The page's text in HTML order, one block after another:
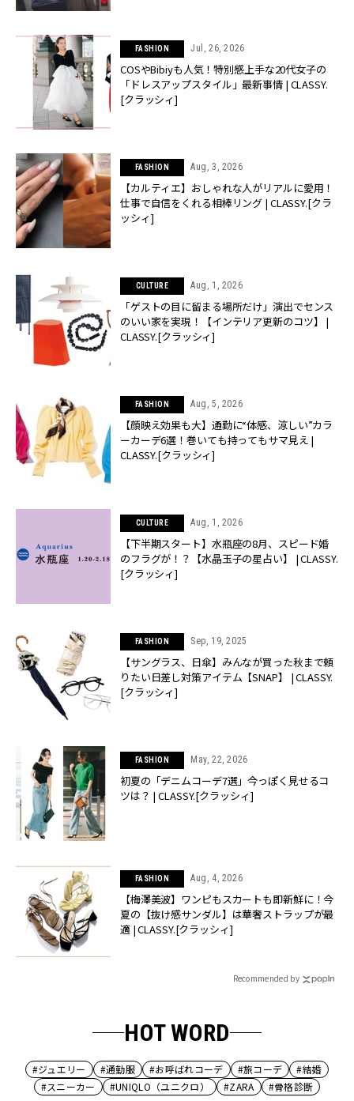
FASHION Jul, 26, 2026
COSやBibiyも人気！特別感上手な20代女子の
「ドレスアップスタイル」最新事情 | CLASSY.
[クラッシィ]
FASHION Aug, 3, 2026
【カルティエ】おしゃれな人がリアルに愛用！
仕事で自信をくれる相棒リング | CLASSY.[クラ
ッシィ]
CULTURE Aug, 1, 2026
「ゲストの目に留まる場所だけ」演出でセンス
のいい家を実現！【インテリア更新のコツ】 |
CLASSY.[クラッシィ]
FASHION Aug, 5, 2026
【顔映え効果も大】通勤に“体感、涼しい”カラ
ーカーデ6選！巻いても持ってもサマ見え |
CLASSY.[クラッシィ]
CULTURE Aug, 1, 2026
【下半期スタート】水瓶座の8月、スピード婚
のフラグが！？【水晶玉子の星占い】 | CLASSY.
[クラッシィ]
FASHION Sep, 19, 2025
【サングラス、日傘】みんなが買った秋まで頼
りたい日差し対策アイテム【SNAP】 | CLASSY.
[クラッシィ]
FASHION May, 22, 2026
初夏の「デニムコーデ7選」今っぽく見せるコ
ツは？ | CLASSY.[クラッシィ]
FASHION Aug, 4, 2026
【梅澤美波】ワンピもスカートも即新鮮に！今
夏の【抜け感サンダル】は華奢ストラップが最
適 | CLASSY.[クラッシィ]
Recommended by
HOT WORD
#ジュエリー #通勤服 #お呼ばれコーデ #旅コーデ
#結婚
#スニーカー
#UNIQLO（ユニクロ） #ZARA #骨格診断